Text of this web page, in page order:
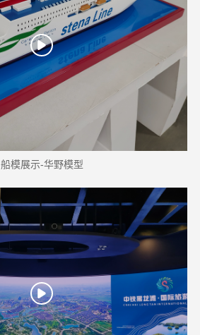
船模展示-华野模型